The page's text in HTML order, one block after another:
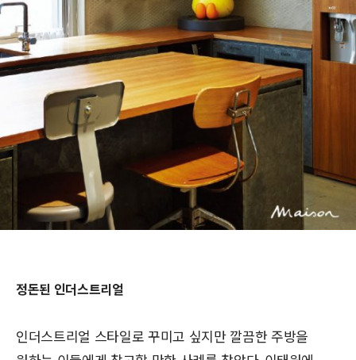
정돈된 인더스트리얼
인더스트리얼 스타일로 꾸미고 싶지만 깔끔한 주방을